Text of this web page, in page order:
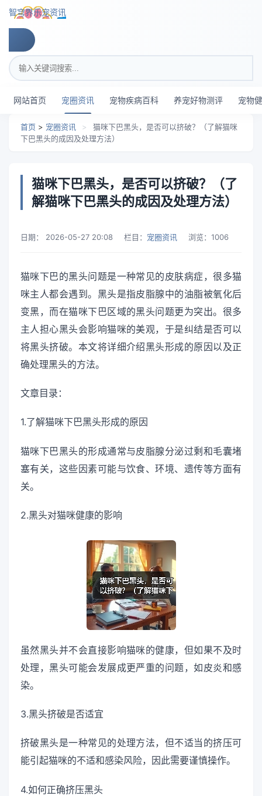
跳转到主要内容
智穹界乐宠资讯
搜索关键词
网站首页 宠圈资讯 宠物疾病百科 养宠好物测评 宠物
首页 > 宠圈资讯 >
猫咪下巴黑头，是否可以挤破？（了解猫咪
下巴黑头的成因及处理方法）
猫咪下巴黑头，是否可以挤破？（了
解猫咪下巴黑头的成因及处理方法）
日期： 2026-05-27 20:08 栏目： 宠圈资讯 浏览： 1006
猫咪下巴的黑头问题是一种常见的皮肤病症，很多猫
咪主人都会遇到。黑头是指皮脂腺中的油脂被氧化后
变黑，而在猫咪下巴区域的黑头问题更为突出。很多
主人担心黑头会影响猫咪的美观，于是纠结是否可以
将黑头挤破。本文将详细介绍黑头形成的原因以及正
确处理黑头的方法。
文章目录：
1.了解猫咪下巴黑头形成的原因
猫咪下巴黑头的形成通常与皮脂腺分泌过剩和毛囊堵
塞有关，这些因素可能与饮食、环境、遗传等方面有
关。
2.黑头对猫咪健康的影响
虽然黑头并不会直接影响猫咪的健康，但如果不及时
处理，黑头可能会发展成更严重的问题，如皮炎和感
染。
3.黑头挤破是否适宜
挤破黑头是一种常见的处理方法，但不适当的挤压可
能引起猫咪的不适和感染风险，因此需要谨慎操作。
4.如何正确挤压黑头